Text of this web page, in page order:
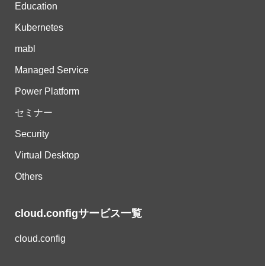
Education
Kubernetes
mabl
Managed Service
Power Platform
セミナー
Security
Virtual Desktop
Others
cloud.configサービス一覧
cloud.config